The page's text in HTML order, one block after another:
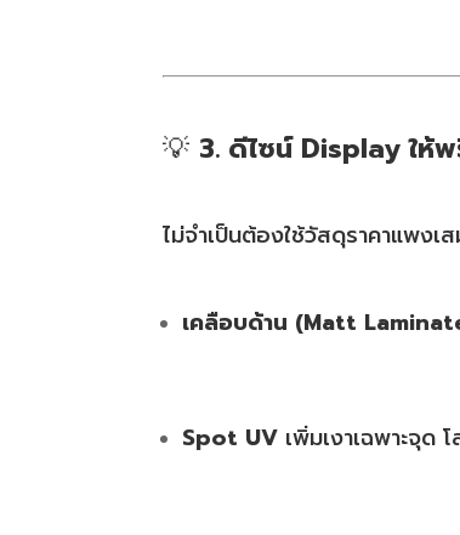
💡 3. ดีไซน์ Display ให้
ไม่จำเป็นต้องใช้วัสดุราคาแพง
เคลือบด้าน (Matt
Spot UV เพิ่มเงาเฉพาะจุด